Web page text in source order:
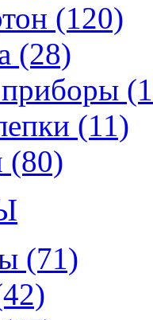
(120)
(28)
(11)
(80)
(71)